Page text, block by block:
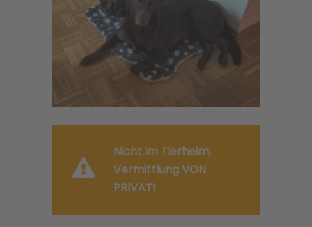
Nicht im Tierheim,
Vermittlung VON
PRIVAT!